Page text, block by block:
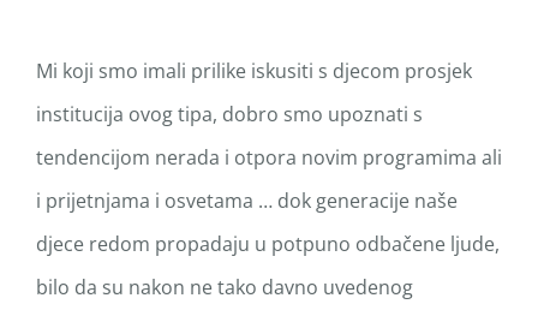
Mi koji smo imali prilike iskusiti s djecom prosjek
institucija ovog tipa, dobro smo upoznati s
tendencijom nerada i otpora novim programima ali
i prijetnjama i osvetama … dok generacije naše
djece redom propadaju u potpuno odbačene ljude,
bilo da su nakon ne tako davno uvedenog